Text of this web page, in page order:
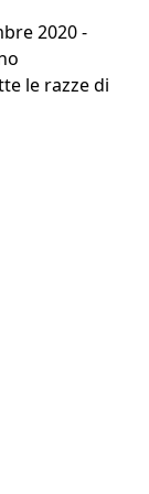
2020-
le razze di